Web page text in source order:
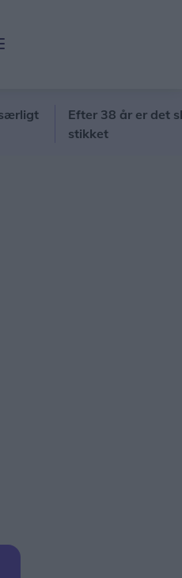
Efter 38 år er det slut: